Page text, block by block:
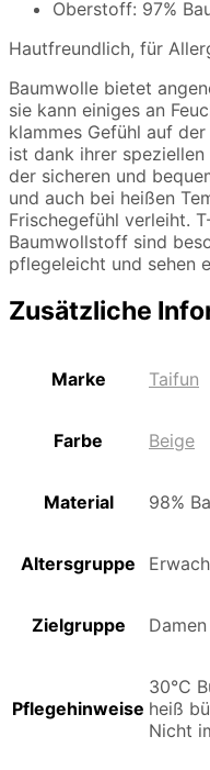
Oberstoff: 97%
Hautfreundlich, für
Baumwolle bietet
sie kann einiges an
klammes Gefühl auf
ist dank ihrer
der sicheren und
und auch bei heißen
Frischegefühl verleiht.
Baumwollstoff sind
pflegeleicht und sehen
Zusätzliche
Marke Taifun
Farbe Beige
Material 98%
Altersgruppe
Zielgruppe Damen
Pflegehinweise
30°C
heiß
Nicht